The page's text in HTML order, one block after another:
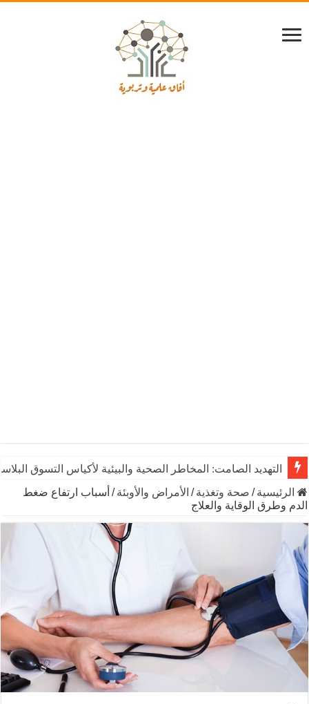
التهديد الصامت: المخاطر الصحية والبيئية لأكياس التسوق
الرئيسية / صحة وتغذية / الأمراض والأوبئة / أسباب ارتفاع ضغط
الدم وطرق الوقاية والعلاج